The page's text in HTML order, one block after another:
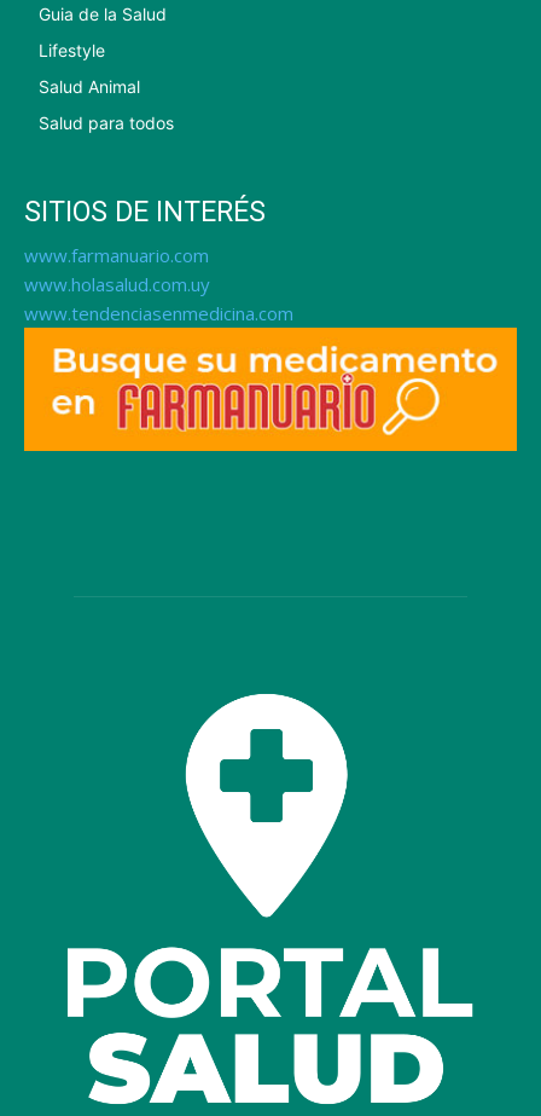
Guia de la Salud
Lifestyle
Salud Animal
Salud para todos
SITIOS DE INTERÉS
www.farmanuario.com
www.holasalud.com.uy
www.tendenciasenmedicina.com